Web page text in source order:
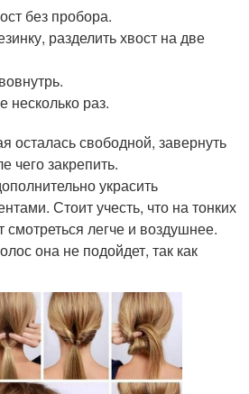
без пробора.
разделить хвост на две
несколько раз.
осталась свободной, завернуть
чего закрепить.
украсить
Стоит учесть, что на тонких
смотреться легче и воздушнее.
она не подойдет, так как